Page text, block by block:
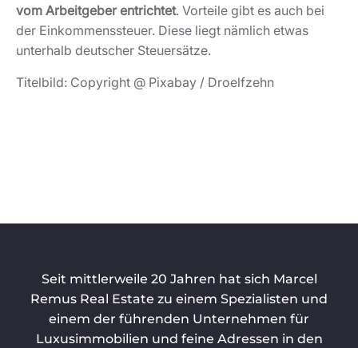
vom Arbeitgeber entrichtet. Vorteile gibt es auch bei
der Einkommenssteuer. Diese liegt nämlich etwas
unterhalb deutscher Steuersätze.
Titelbild: Copyright @ Pixabay / Droelfzehn
Seit mittlerweile 20 Jahren hat sich Marcel
Remus Real Estate zu einem Spezialisten und
einem der führenden Unternehmen für
Luxusimmobilien und feine Adressen in den